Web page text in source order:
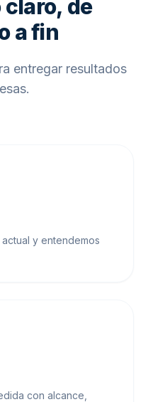
claro, de
a fin
entregar resultados
y entendemos
con alcance,